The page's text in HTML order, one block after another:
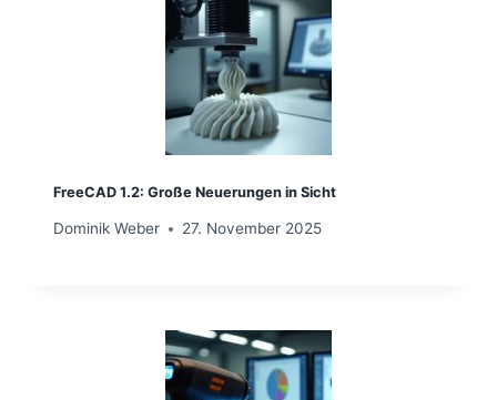
FreeCAD 1.2: Große Neuerungen in Sicht
Dominik Weber 27. November 2025